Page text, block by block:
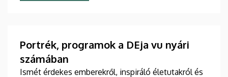
Portrék, programok a DEja vu nyári
számában
Ismét érdekes emberekről, inspiráló életutakról és